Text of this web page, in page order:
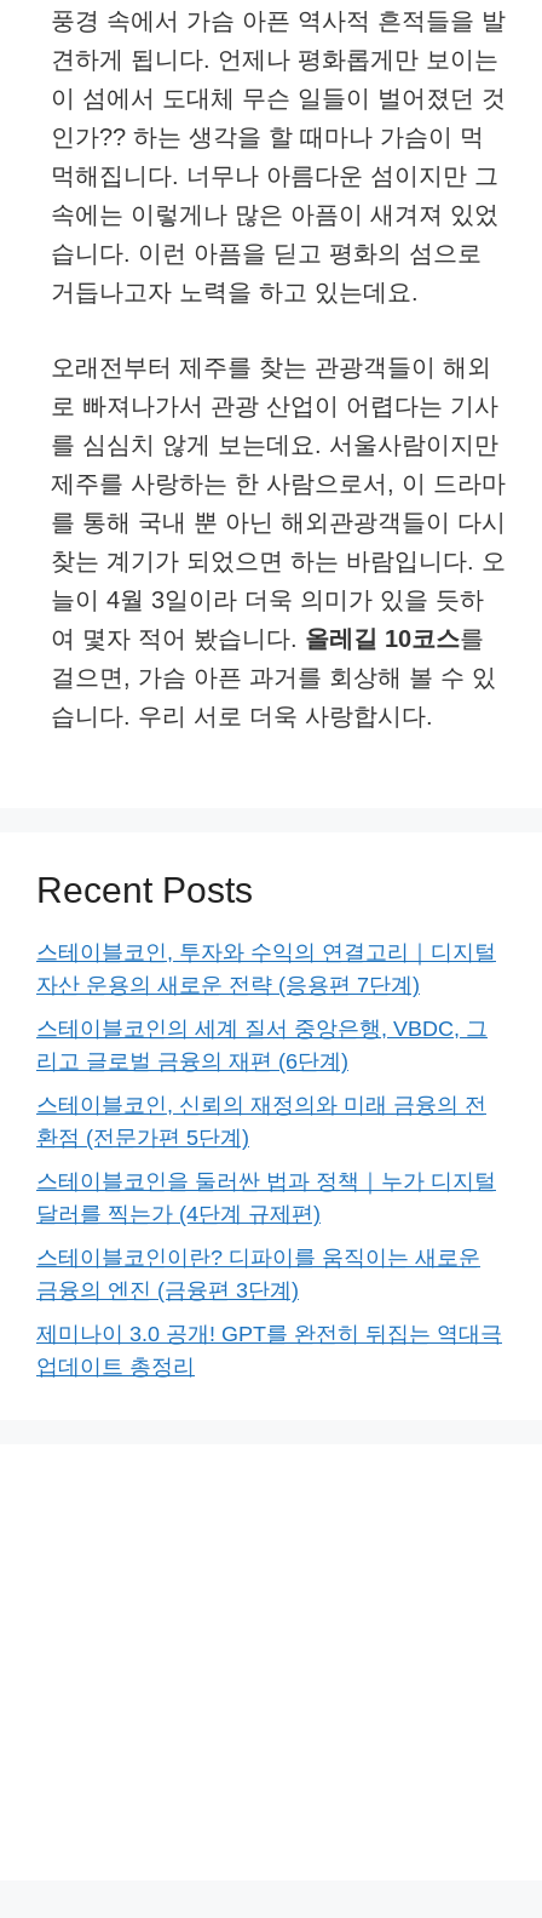
풍경 속에서 가슴 아픈 역사적 흔적들을 발
견하게 됩니다. 언제나 평화롭게만 보이는
이 섬에서 도대체 무슨 일들이 벌어졌던 것
인가?? 하는 생각을 할 때마나 가슴이 먹
먹해집니다. 너무나 아름다운 섬이지만 그
속에는 이렇게나 많은 아픔이 새겨져 있었
습니다. 이런 아픔을 딛고 평화의 섬으로
거듭나고자 노력을 하고 있는데요.
오래전부터 제주를 찾는 관광객들이 해외
로 빠져나가서 관광 산업이 어렵다는 기사
를 심심치 않게 보는데요. 서울사람이지만
제주를 사랑하는 한 사람으로서, 이 드라마
를 통해 국내 뿐 아닌 해외관광객들이 다시
찾는 계기가 되었으면 하는 바람입니다. 오
늘이 4월 3일이라 더욱 의미가 있을 듯하
여 몇자 적어 봤습니다. 올레길 10코스를
걸으면, 가슴 아픈 과거를 회상해 볼 수 있
습니다. 우리 서로 더욱 사랑합시다.
Recent Posts
스테이블코인, 투자와 수익의 연결고리｜디지털
자산 운용의 새로운 전략 (응용편 7단계)
스테이블코인의 세계 질서 중앙은행, VBDC, 그
리고 글로벌 금융의 재편 (6단계)
스테이블코인, 신뢰의 재정의와 미래 금융의 전
환점 (전문가편 5단계)
스테이블코인을 둘러싼 법과 정책｜누가 디지털
달러를 찍는가 (4단계 규제편)
스테이블코인이란? 디파이를 움직이는 새로운
금융의 엔진 (금융편 3단계)
제미나이 3.0 공개! GPT를 완전히 뒤집는 역대극
업데이트 총정리